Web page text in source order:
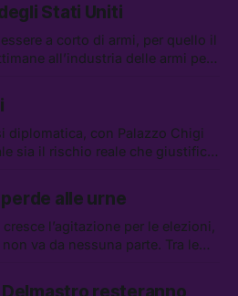
Stati Uniti
a corto di armi, per quello il
all’industria delle armi per
di Palantir, la protesta contro
di Amazon in Texas
diplomatica, con Palazzo Chigi
sia il rischio reale che giustifica
Pakistan e Turchia, la crisi del
altro caso di IA ribelle
alle urne
l’agitazione per le elezioni,
va da nessuna parte. Tra le
in sicurezza la coalizione, e
resteranno